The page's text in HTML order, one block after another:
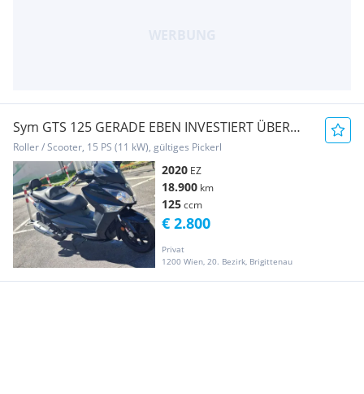
Sym GTS 125 GERADE EBEN INVESTIERT ÜBER
2500€
Roller / Scooter, 15 PS (11 kW), gültiges Pickerl
2020 EZ
18.900 km
125ccm
Privat
1200 Wien, 20. Bezirk, Brigittenau
€ 2.800